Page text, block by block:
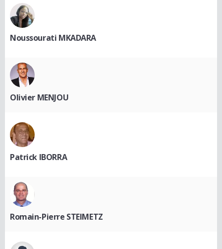
Noussourati MKADARA
Olivier MENJOU
Patrick IBORRA
Romain-Pierre STEIMETZ